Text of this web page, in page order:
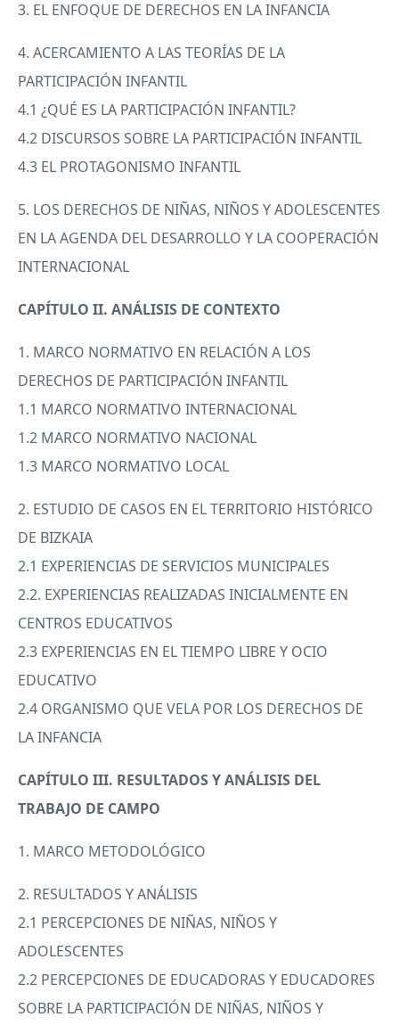
3. EL ENFOQUE DE DERECHOS EN LAINFANCIA
4. ACERCAMIENTO A LAS TEORÍAS DE LA
PARTICIPACIÓN INFANTIL
4.1 ¿QUÉ ES LA PARTICIPACIÓN INFANTIL?
4.2 DISCURSOS SOBRE LA PARTICIPACIÓN INFANTIL
4.3 EL PROTAGONISMO INFANTIL
5. LOS DERECHOS DE NIÑAS, NIÑOS YADOLESCENTES
EN LAAGENDA DEL DESARROLLO Y LA COOPERACIÓN
INTERNACIONAL
CAPÍTULO II. ANÁLISIS DE CONTEXTO
1. MARCO NORMATIVO EN RELACIÓN A LOS
DERECHOS DE PARTICIPACIÓN INFANTIL
1.1 MARCO NORMATIVO INTERNACIONAL
1.2 MARCO NORMATIVO NACIONAL
1.3 MARCO NORMATIVO LOCAL
2. ESTUDIO DE CASOS EN ELTERRITORIO HISTÓRICO
DE BIZKAIA
2.1 EXPERIENCIAS DE SERVICIOS MUNICIPALES
2.2. EXPERIENCIAS REALIZADAS INICIALMENTE EN
CENTROS EDUCATIVOS
2.3 EXPERIENCIAS EN ELTIEMPO LIBRE Y OCIO
EDUCATIVO
2.4 ORGANISMO QUE VELA POR LOS DERECHOS DE
LAINFANCIA
CAPÍTULO III. RESULTADOSY ANÁLISIS DEL
TRABAJO DE CAMPO
1. MARCO METODOLÓGICO
2. RESULTADOS Y ANÁLISIS
2.1 PERCEPCIONES DE NIÑAS, NIÑOS Y
ADOLESCENTES
2.2 PERCEPCIONES DE EDUCADORAS Y EDUCADORES
SOBRE LA PARTICIPACIÓN DE NIÑAS, NIÑOS Y